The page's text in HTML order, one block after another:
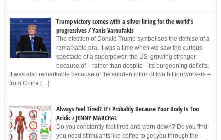
Trump victory comes with a silver lining for the world’s
progressives / Yanis Varoufakis
The election of Donald Trump symbolises the demise of a
remarkable era. It was a time when we saw the curious
spectacle of a superpower, the US, growing stronger
because of – rather than despite – its burgeoning deficits.
It was also remarkable because of the sudden influx of two billion workers –
from China […]
Always Feel Tired? It’s Probably Because Your Body Is Too
Acidic / JENNY MARCHAL
Do you constantly feel tired and worn down? Do you find
you need stimulants like coffee to get you through the